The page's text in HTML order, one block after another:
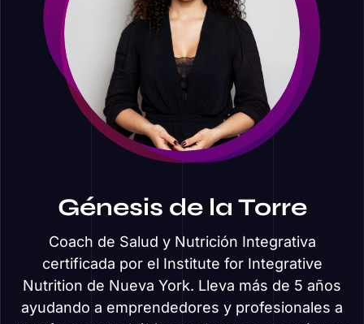
Génesis de la Torre
Coach de Salud y Nutrición Integrativa
certificada por el Institute for Integrative
Nutrition de Nueva York. Lleva más de 5 años
ayudando a emprendedores y profesionales a